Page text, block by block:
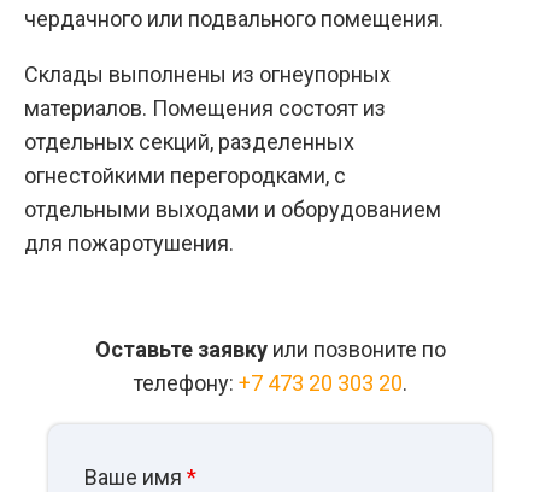
чердачного или подвального помещения.
Склады выполнены из огнеупорных
материалов. Помещения состоят из
отдельных секций, разделенных
огнестойкими перегородками, с
отдельными выходами и оборудованием
для пожаротушения.
Оставьте заявкуили позвоните по
телефону: +7 473 20 303 20.
Ваше имя *